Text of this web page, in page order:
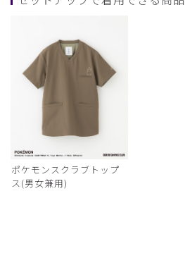
ポケモンスクラブトップ
ス(男女兼用)